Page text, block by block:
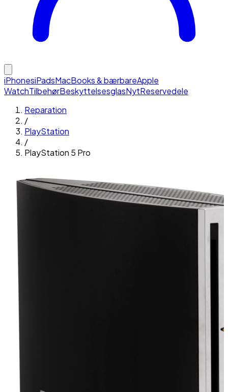
iPhonesiPadsMacBooks & bærbareApple
WatchTilbehørBeskyttelsesglasNytReservedele
Reparation
/
PlayStation
/
PlayStation 5 Pro